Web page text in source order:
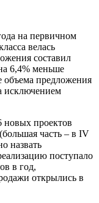
на первичном
велась
составил
6,4% меньше
объема предложения
исключением
проектов
часть – в IV
назвать
поступало
в год,
открылись в